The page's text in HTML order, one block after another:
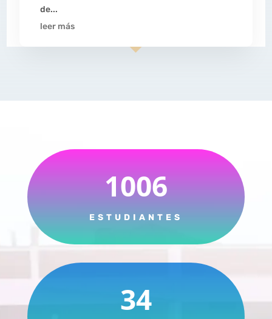
de...
leer más
1006
ESTUDIANTES
34